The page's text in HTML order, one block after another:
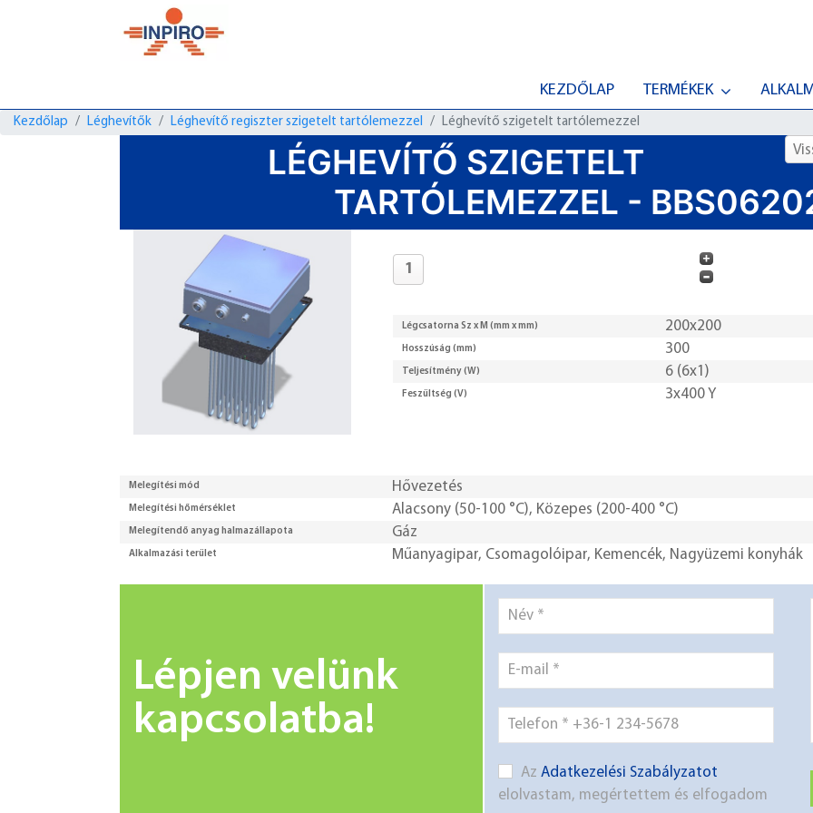
KEZDŐLAP TERMÉKEK
Kezdőlap Léghevítők Léghevítő regiszter szigetelt tartólemezzel Léghevítő szigetelt tartólemezzel
LÉGHEVÍTŐ SZIGETELT
TARTÓLEMEZZEL -
Légcsatorna Sz x M (mm x mm) 200x200
Hosszúság (mm) 300
Teljesítmény (W) 6 (6x1)
Feszültség (V) 3x400 Y
Melegítési mód Hővezetés
Melegítési hőmérséklet Alacsony (50-100 °C), Közepes (200-400 °C)
Melegítendő anyag halmazállapota Gáz
Alkalmazási terület Műanyagipar, Csomagolóipar, Kemencék, Nagyüzemi konyhák
Lépjen velünk
kapcsolatba!
Az Adatkezelési Szabályzatot
elolvastam, megértettem és elfogadom